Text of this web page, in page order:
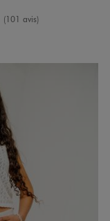
(101 avis)